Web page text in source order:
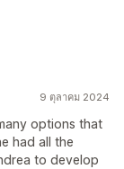
9 ตุลาคม 2024
options that
had all the
to develop